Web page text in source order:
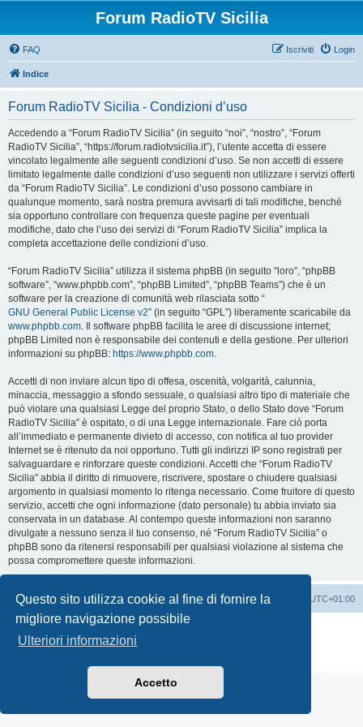
Questo sito utilizza cookie al fine di fornire la
migliore navigazione possibile
Ulteriori informazioni
Accetto
Forum RadioTV Sicilia
FAQ Login
Iscriviti
Indice
Forum RadioTV Sicilia - Condizioni d’uso
Accedendo a “Forum RadioTV Sicilia” (in seguito “noi”, “nostro”, “Forum
RadioTV Sicilia”, “https://forum.radiotvsicilia.it”), l’utente accetta di essere
vincolato legalmente alle seguenti condizioni d’uso. Se non accetti di essere
limitato legalmente dalle condizioni d’uso seguenti non utilizzare i servizi offerti
da “Forum RadioTV Sicilia”. Le condizioni d’uso possono cambiare in
qualunque momento, sarà nostra premura avvisarti di tali modifiche, benché
sia opportuno controllare con frequenza queste pagine per eventuali
modifiche, dato che l’uso dei servizi di “Forum RadioTV Sicilia” implica la
completa accettazione delle condizioni d’uso.
“Forum RadioTV Sicilia” utilizza il sistema phpBB (in seguito “loro”, “phpBB
software”, “www.phpbb.com”, “phpBB Limited”, “phpBB Teams”) che è un
software per la creazione di comunità web rilasciata sotto “
GNU General Public License v2” (in seguito “GPL”) liberamente scaricabile da
www.phpbb.com. Il software phpBB facilita le aree di discussione internet;
phpBB Limited non è responsabile dei contenuti e della gestione. Per ulteriori
informazioni su phpBB: https://www.phpbb.com.
Accetti di non inviare alcun tipo di offesa, oscenità, volgarità, calunnia,
minaccia, messaggio a sfondo sessuale, o qualsiasi altro tipo di materiale che
può violare una qualsiasi Legge del proprio Stato, o dello Stato dove “Forum
RadioTV Sicilia” è ospitato, o di una Legge internazionale. Fare ciò porta
all’immediato e permanente divieto di accesso, con notifica al tuo provider
Internet se è ritenuto da noi opportuno. Tutti gli indirizzi IP sono registrati per
salvaguardare e rinforzare queste condizioni. Accetti che “Forum RadioTV
Sicilia” abbia il diritto di rimuovere, riscrivere, spostare o chiudere qualsiasi
argomento in qualsiasi momento lo ritenga necessario. Come fruitore di questo
servizio, accetti che ogni informazione (dato personale) tu abbia inviato sia
conservata in un database. Al contempo queste informazioni non saranno
divulgate a nessuno senza il tuo consenso, né “Forum RadioTV Sicilia” o
phpBB sono da ritenersi responsabili per qualsiasi violazione al sistema che
possa compromettere queste informazioni.
Indice Tutti gli orari sono UTC+01:00
Cancella cookie
Contattaci
Creato da phpBB
Traduzione Italiana